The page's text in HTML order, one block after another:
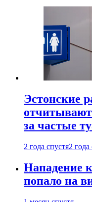
Эстонские
за частые
2 года спустя2 года
Нападение
попало на